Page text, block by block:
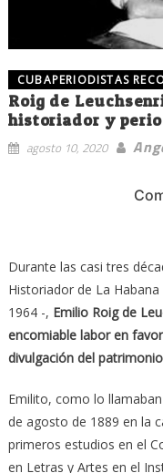
CUBAPERIODISTAS
Roig de
historiador y
agosto 10, 2020
Durante las casi tres
Historiador de La
1964 -, Emilio Roig de
encomiable labor en
divulgación del
Emilito, como lo
de agosto de 1889 en la
primeros estudios en el
en Letras y Artes en el